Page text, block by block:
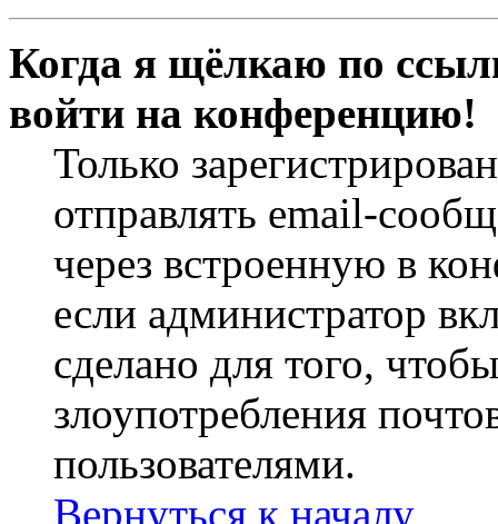
Когда я щёлкаю по
войти на конференцию!
Только
отправлять email-
через встроенную в
если администратор
сделано для того,
злоупотребления
пользователями.
Вернуться к началу